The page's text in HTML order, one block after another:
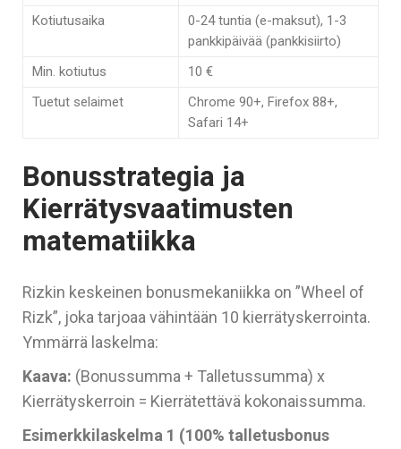
Kotiutusaika
0-24 tuntia (e-maksut), 1-3
pankkipäivää (pankkisiirto)
Min. kotiutus
10 €
Tuetut selaimet
Chrome 90+, Firefox 88+,
Safari 14+
Bonusstrategia ja
Kierrätysvaatimusten
matematiikka
Rizkin keskeinen bonusmekaniikka on ”Wheel of
Rizk”, joka tarjoaa vähintään 10 kierrätyskerrointa.
Ymmärrä laskelma:
Kaava: (Bonussumma + Talletussumma) x
Kierrätyskerroin = Kierrätettävä kokonaissumma.
Esimerkkilaskelma 1 (100% talletusbonus